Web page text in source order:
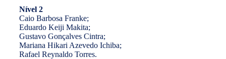
Nível 2
Caio Barbosa Franke;
Eduardo Keiji Makita;
Gustavo Gonçalves Cintra;
Mariana Hikari Azevedo Ichiba;
Rafael Reynaldo Torres.